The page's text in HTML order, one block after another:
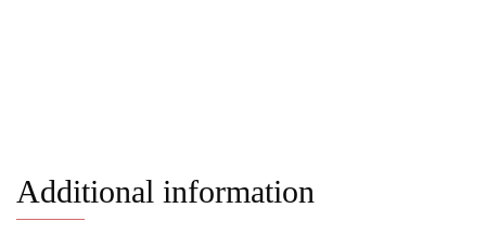
Additional information